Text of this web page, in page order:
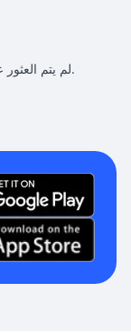
لم يتم العثور على مقالات مطابقة للبحث الذي تم تحديده.